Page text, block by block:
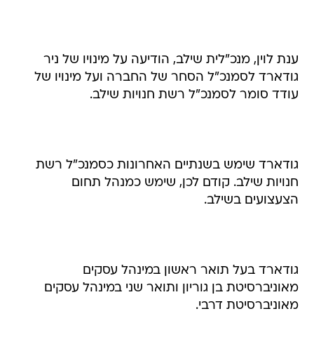
ענת לוין, מנכ"לית שילב, הודיעה על מינויו של ניר
גודארד לסמנכ"ל הסחר של החברה ועל מינויו של
עודד סומר לסמנכ"ל רשת חנויות שילב.
גודארד שימש בשנתיים האחרונות כסמנכ"ל רשת
חנויות שילב. קודם לכן, שימש כמנהל תחום
הצעצועים בשילב.
גודארד בעל תואר ראשון במינהל עסקים
מאוניברסיטת בן גוריון ותואר שני במינהל עסקים
מאוניברסיטת דרבי.